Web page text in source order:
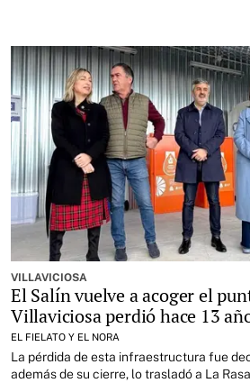
VILLAVICIOSA
El Salín vuelve a acoger el
Villaviciosa perdió hace 13
EL FIELATO Y EL NORA
La pérdida de esta infraestructura fue
además de su cierre, lo trasladó a La